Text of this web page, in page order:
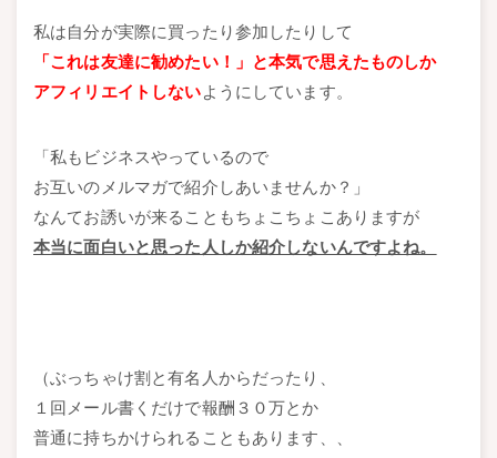
私は自分が実際に買ったり参加したりして
「これは友達に勧めたい！」と本気で思えたものしか
アフィリエイトしないようにしています。
「私もビジネスやっているので
お互いのメルマガで紹介しあいませんか？」
なんてお誘いが来ることもちょこちょこありますが
本当に面白いと思った人しか紹介しないんですよね。
（ぶっちゃけ割と有名人からだったり、
１回メール書くだけで報酬３０万とか
普通に持ちかけられることもあります、、